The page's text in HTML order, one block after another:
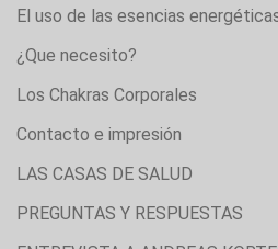
El uso de las esencias
¿Que necesito?
Los Chakras Corporales
Contacto e impresión
LAS CASAS DE SALUD
PREGUNTAS Y RESPUESTAS